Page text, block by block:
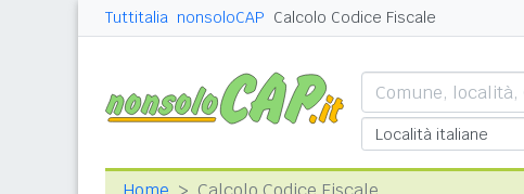
Tuttitalia nonsoloCAP Calcolo Codice Fiscale